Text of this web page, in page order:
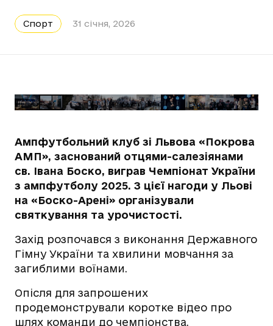
Спорт 31 січня, 2026
Ампфутбольний клуб зі Львова «Покрова
АМП», заснований отцями-салезіянами
св. Івана Боско, виграв Чемпіонат України
з ампфутболу 2025. З цієї нагоди у Льові
на «Боско-Арені» організували
святкування та урочистості.
Захід розпочався з виконання Державного
Гімну України та хвилини мовчання за
загиблими воїнами.
Опісля для запрошених
продемонстрували коротке відео про
шлях команди до чемпіонства.